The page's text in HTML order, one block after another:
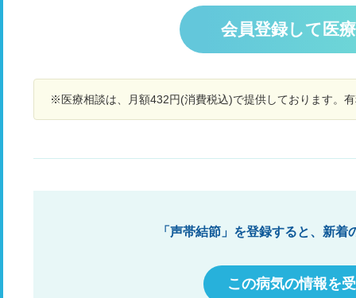
踵寄り箇所がピンポイントで痛みがあります。特
に歩くと圧が掛かるので違和感があります。 整形
外科に通ってますがテーピング時の歩き方から元
の歩き方に慣れてないから痛みが出たのではの判
ピンポイント箇所の痛みが無ければ怪我のない右
足と同じ感覚です。
会員登録して医
※医療相談は、月額432円(消費税込)で提供しております。
「声帯結節」を登録すると、新
この病気の情報を